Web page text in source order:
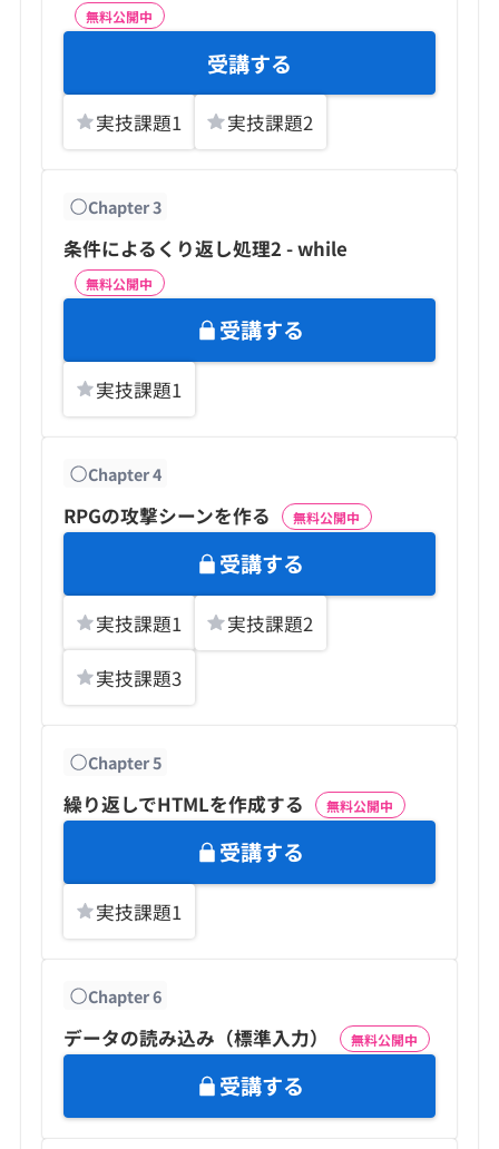
無料公開中
受講する
実技課題1 実技課題2
Chapter3
条件によるくり返し処理2 - while
無料公開中
受講する
実技課題1
Chapter4
RPGの攻撃シーンを作る 無料公開中
受講する
実技課題1 実技課題2
実技課題3
Chapter5
繰り返しでHTMLを作成する 無料公開中
受講する
実技課題1
Chapter6
データの読み込み（標準入力） 無料公開中
受講する